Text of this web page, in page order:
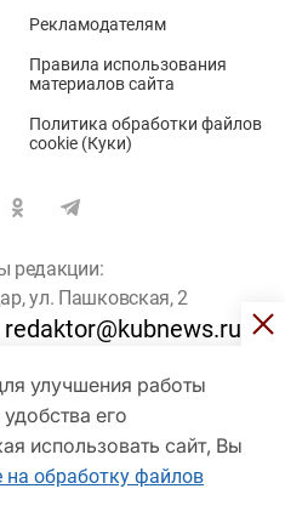
улучшения работы
его
использовать сайт, Вы
на обработку файлов
Рекламодателям
Правила использования
материалов сайта
Политика обработки файлов
cookie (Куки)
редакции:
ул. Пашковская, 2
redaktor@kubnews.ru
старше 16 лет
Новости, 2017
Федеральной
информационных технологий
Регистрационный